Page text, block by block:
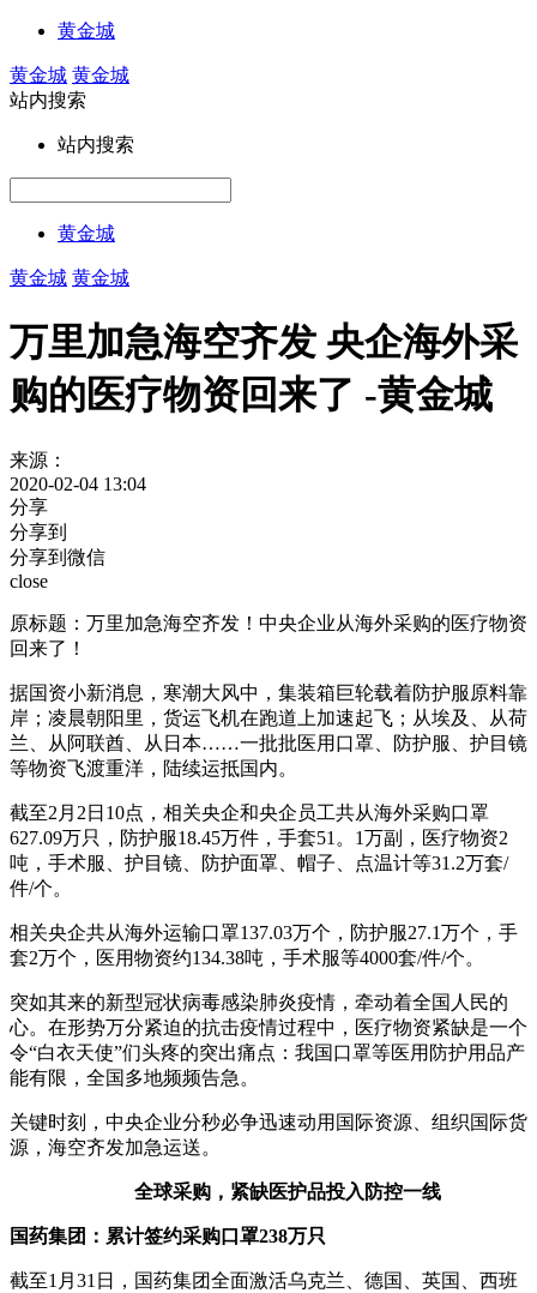
黄金城
黄金城 黄金城
站内搜索
站内搜索
黄金城
黄金城 黄金城
万里加急海空齐发 央企海外采
购的医疗物资回来了 -黄金城
来源：
2020-02-04 13:04
分享
分享到
分享到微信
close
原标题：万里加急海空齐发！中央企业从海外采购的医疗物资
回来了！
据国资小新消息，寒潮大风中，集装箱巨轮载着防护服原料靠
岸；凌晨朝阳里，货运飞机在跑道上加速起飞；从埃及、从荷
兰、从阿联酋、从日本……一批批医用口罩、防护服、护目镜
等物资飞渡重洋，陆续运抵国内。
截至2月2日10点，相关央企和央企员工共从海外采购口罩
627.09万只，防护服18.45万件，手套51。1万副，医疗物资2
吨，手术服、护目镜、防护面罩、帽子、点温计等31.2万套/
件/个。
相关央企共从海外运输口罩137.03万个，防护服27.1万个，手
套2万个，医用物资约134.38吨，手术服等4000套/件/个。
突如其来的新型冠状病毒感染肺炎疫情，牵动着全国人民的
心。在形势万分紧迫的抗击疫情过程中，医疗物资紧缺是一个
令“白衣天使”们头疼的突出痛点：我国口罩等医用防护用品产
能有限，全国多地频频告急。
关键时刻，中央企业分秒必争迅速动用国际资源、组织国际货
源，海空齐发加急运送。
全球采购，紧缺医护品投入防控一线
国药集团：累计签约采购口罩238万只
截至1月31日，国药集团全面激活乌克兰、德国、英国、西班